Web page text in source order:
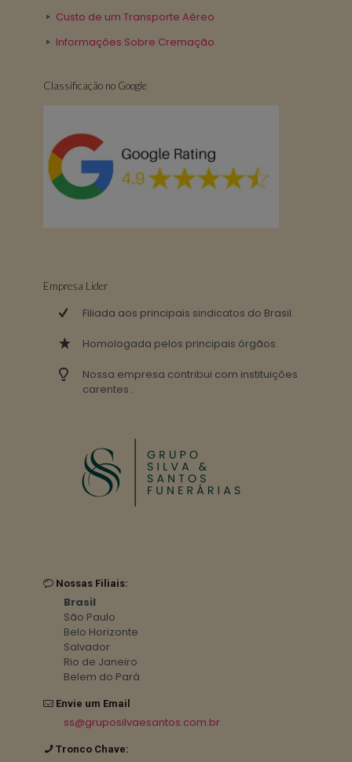
Custo de um Transporte Aéreo
Informações Sobre Cremação
Classificação no Google
Empresa Lider
Filiada aos principais sindicatos do Brasil.
Homologada pelos principais órgãos.
Nossa empresa contribui com instituições
carentes .
Nossas Filiais:
Brasil
São Paulo
Belo Horizonte
Salvador
Rio de Janeiro
Belem do Pará
Envie um Email
ss@gruposilvaesantos.com.br
Tronco Chave: